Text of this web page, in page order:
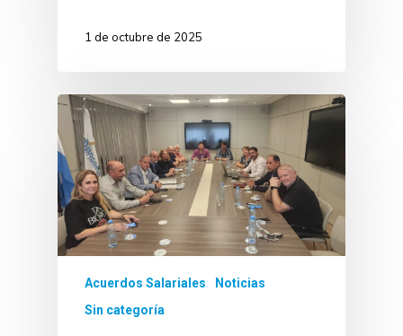
1 de octubre de 2025
Acuerdos Salariales
Noticias
Sin categoría